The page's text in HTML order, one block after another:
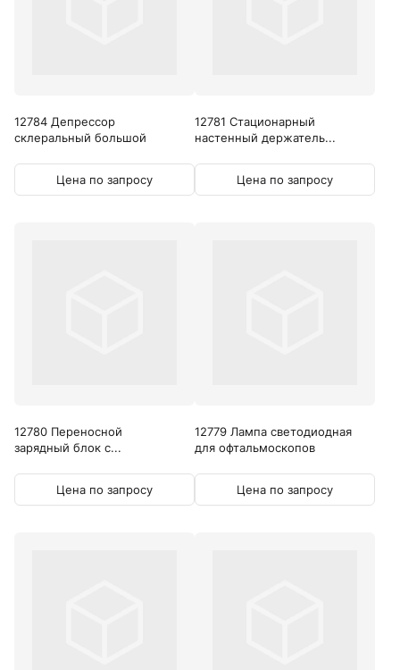
12784 Депрессор
склеральный большой
Цена по запросу
12781 Стационарный
настенный держатель...
Цена по запросу
12780 Переносной
зарядный блок с...
Цена по запросу
12779 Лампа светодиодная
для офтальмоскопов
Цена по запросу